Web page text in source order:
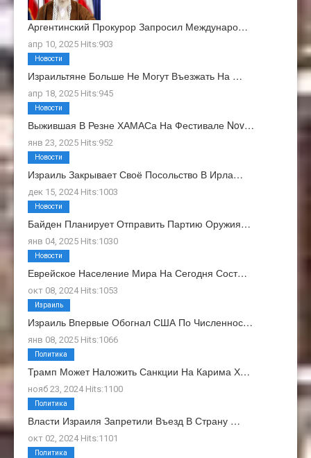
Аргентинский Прокурор Запросил Междунаро…
апр 10, 2025 Hits:903
Израильтяне Больше Не Могут Въезжать На …
апр 18, 2025 Hits:945
Новости
Выжившая В Резне ХАМАСа На Фестивале Nov…
янв 23, 2025 Hits:952
Новости
Израиль Закрывает Своё Посольство В Ирла…
дек 15, 2024 Hits:1003
Новости
Байден Планирует Отправить Партию Оружия…
янв 04, 2025 Hits:1030
Новости
Еврейское Население Мира На Сегодня Сост…
окт 08, 2024 Hits:1053
Новости
Израиль Впервые Обогнал США По Численнос…
янв 08, 2025 Hits:1066
Израиль
Трамп Может Наложить Санкции На Карима Х…
нояб 23, 2024 Hits:1100
Политика
Власти Израиля Запретили Въезд В Страну …
окт 02, 2024 Hits:1101
Политика
Политика